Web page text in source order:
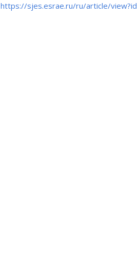
https://sjes.esrae.ru/ru/article/